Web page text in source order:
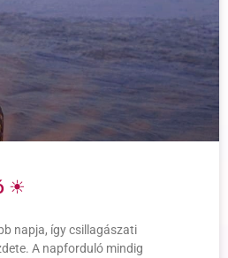
☀
napja, így csillagászati
A napforduló mindig